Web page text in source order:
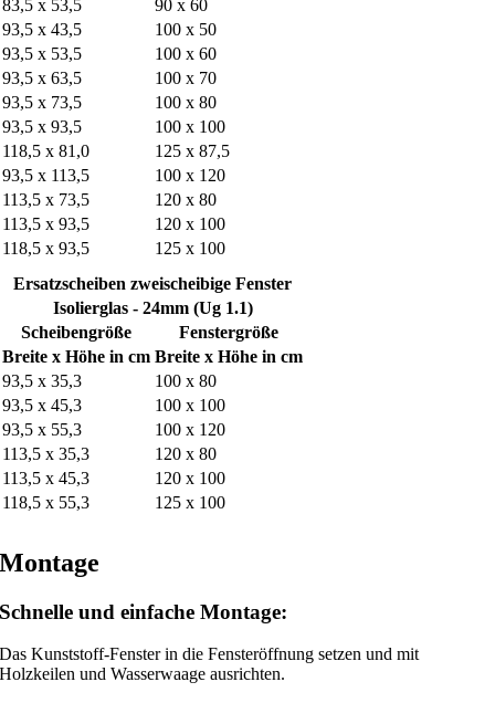
83,5 x 53,5
90 x 60
93,5 x 43,5
100 x 50
93,5 x 53,5
100 x 60
93,5 x 63,5
100 x 70
93,5 x 73,5
100 x 80
93,5 x 93,5
100 x 100
118,5 x 81,0
125 x 87,5
93,5 x 113,5
100 x 120
113,5 x 73,5
120 x 80
113,5 x 93,5
120 x 100
118,5 x 93,5
125 x 100
Ersatzscheiben zweischeibige Fenster
Isolierglas - 24mm (Ug 1.1)
Scheibengröße
Fenstergröße
Breite x Höhe in cm Breite x Höhe in cm
93,5 x 35,3
100 x 80
93,5 x 45,3
100 x 100
93,5 x 55,3
100 x 120
113,5 x 35,3
120 x 80
113,5 x 45,3
120 x 100
118,5 x 55,3
125 x 100
Montage
Schnelle und einfache Montage:
Das Kunststoff-Fenster in die Fensteröffnung setzen und mit
Holzkeilen und Wasserwaage ausrichten.